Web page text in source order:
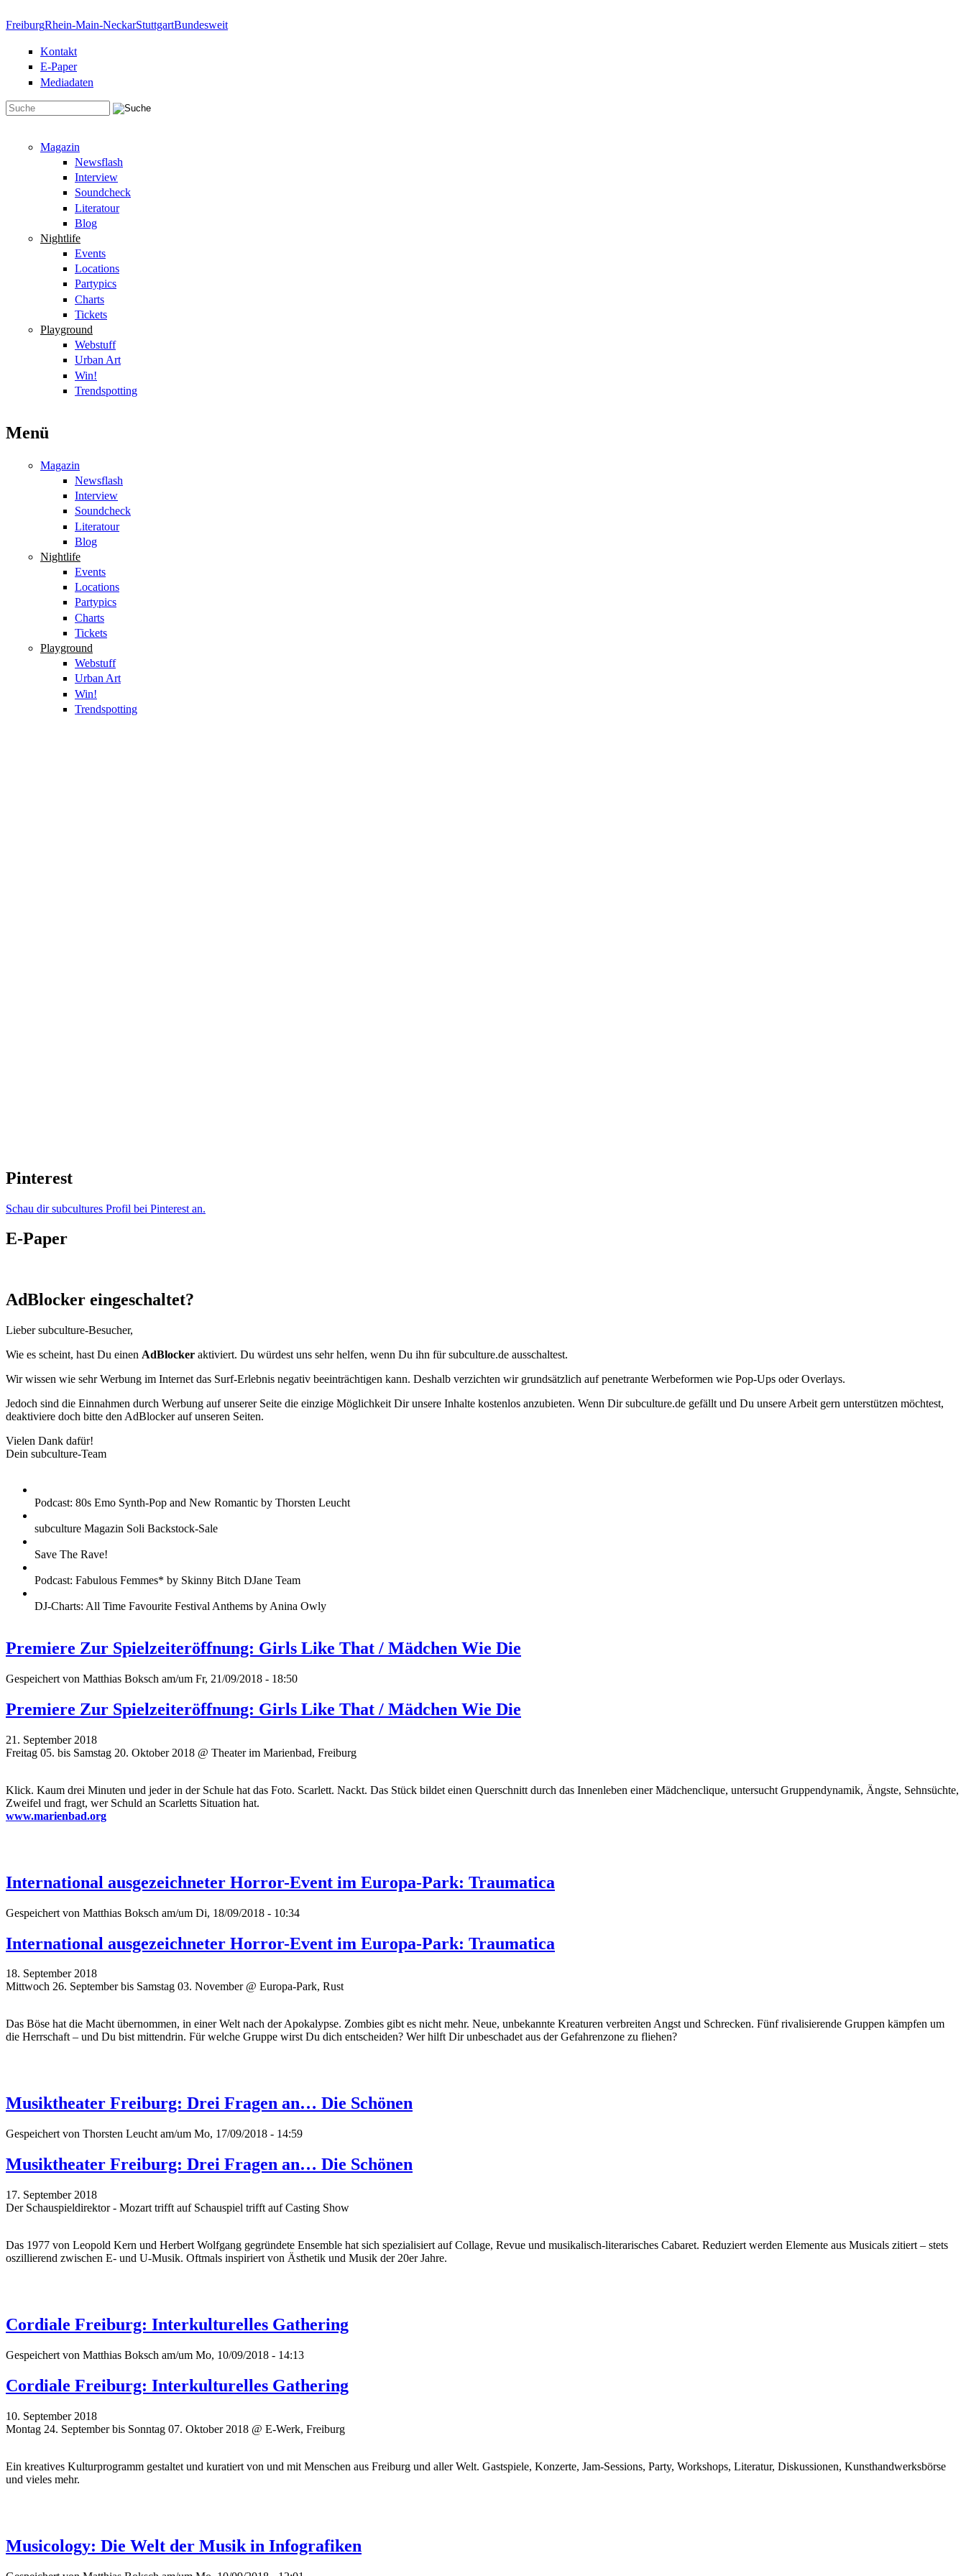
FreiburgRhein-Main-NeckarStuttgartBundesweit
Kontakt
E-Paper
Mediadaten
Magazin
Newsflash
Interview
Soundcheck
Literatour
Blog
Nightlife
Events
Locations
Partypics
Charts
Tickets
Playground
Webstuff
Urban Art
Win!
Trendspotting
Menü
Magazin
Newsflash
Interview
Soundcheck
Literatour
Blog
Nightlife
Events
Locations
Partypics
Charts
Tickets
Playground
Webstuff
Urban Art
Win!
Trendspotting
Pinterest
Schau dir subcultures Profil bei Pinterest an.
E-Paper
AdBlocker eingeschaltet?
Lieber subculture-Besucher,
Wie es scheint, hast Du einen AdBlocker aktiviert. Du würdest uns sehr helfen, wenn Du ihn für subculture.de ausschaltest.
Wir wissen wie sehr Werbung im Internet das Surf-Erlebnis negativ beeinträchtigen kann. Deshalb verzichten wir grundsätzlich auf penetrante Werbeformen wie Pop-Ups oder Overlays.
Jedoch sind die Einnahmen durch Werbung auf unserer Seite die einzige Möglichkeit Dir unsere Inhalte kostenlos anzubieten. Wenn Dir subculture.de gefällt und Du unsere Arbeit gern unterstützen möchtest,
deaktiviere doch bitte den AdBlocker auf unseren Seiten.
Vielen Dank dafür!
Dein subculture-Team
Podcast: 80s Emo Synth-Pop and New Romantic by Thorsten Leucht
subculture Magazin Soli Backstock-Sale
Save The Rave!
Podcast: Fabulous Femmes* by Skinny Bitch DJane Team
DJ-Charts: All Time Favourite Festival Anthems by Anina Owly
Premiere Zur Spielzeiteröffnung: Girls Like That / Mädchen Wie Die
Gespeichert von Matthias Boksch am/um Fr, 21/09/2018 - 18:50
Premiere Zur Spielzeiteröffnung: Girls Like That / Mädchen Wie Die
21. September 2018
Freitag 05. bis Samstag 20. Oktober 2018 @ Theater im Marienbad, Freiburg
Klick. Kaum drei Minuten und jeder in der Schule hat das Foto. Scarlett. Nackt. Das Stück bildet einen Querschnitt durch das Innenleben einer Mädchenclique, untersucht Gruppendynamik, Ängste, Sehnsüchte,
Zweifel und fragt, wer Schuld an Scarletts Situation hat.
www.marienbad.org
International ausgezeichneter Horror-Event im Europa-Park: Traumatica
Gespeichert von Matthias Boksch am/um Di, 18/09/2018 - 10:34
International ausgezeichneter Horror-Event im Europa-Park: Traumatica
18. September 2018
Mittwoch 26. September bis Samstag 03. November @ Europa-Park, Rust
Das Böse hat die Macht übernommen, in einer Welt nach der Apokalypse. Zombies gibt es nicht mehr. Neue, unbekannte Kreaturen verbreiten Angst und Schrecken. Fünf rivalisierende Gruppen kämpfen um
die Herrschaft – und Du bist mittendrin. Für welche Gruppe wirst Du dich entscheiden? Wer hilft Dir unbeschadet aus der Gefahrenzone zu fliehen?
Musiktheater Freiburg: Drei Fragen an… Die Schönen
Gespeichert von Thorsten Leucht am/um Mo, 17/09/2018 - 14:59
Musiktheater Freiburg: Drei Fragen an… Die Schönen
17. September 2018
Der Schauspieldirektor - Mozart trifft auf Schauspiel trifft auf Casting Show
Das 1977 von Leopold Kern und Herbert Wolfgang gegründete Ensemble hat sich spezialisiert auf Collage, Revue und musikalisch-literarisches Cabaret. Reduziert werden Elemente aus Musicals zitiert – stets
oszillierend zwischen E- und U-Musik. Oftmals inspiriert von Ästhetik und Musik der 20er Jahre.
Cordiale Freiburg: Interkulturelles Gathering
Gespeichert von Matthias Boksch am/um Mo, 10/09/2018 - 14:13
Cordiale Freiburg: Interkulturelles Gathering
10. September 2018
Montag 24. September bis Sonntag 07. Oktober 2018 @ E-Werk, Freiburg
Ein kreatives Kulturprogramm gestaltet und kuratiert von und mit Menschen aus Freiburg und aller Welt. Gastspiele, Konzerte, Jam-Sessions, Party, Workshops, Literatur, Diskussionen, Kunsthandwerksbörse
und vieles mehr.
Musicology: Die Welt der Musik in Infografiken